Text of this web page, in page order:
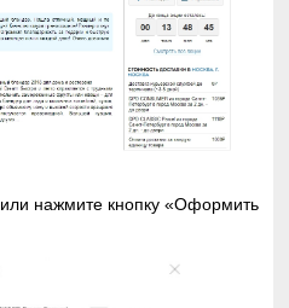
нажмите кнопку «Оформить